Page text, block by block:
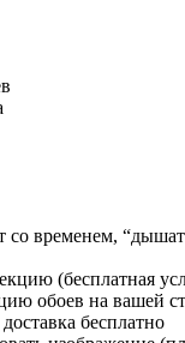
со временем,
(бесплатная
обоев на вашей
бесплатно